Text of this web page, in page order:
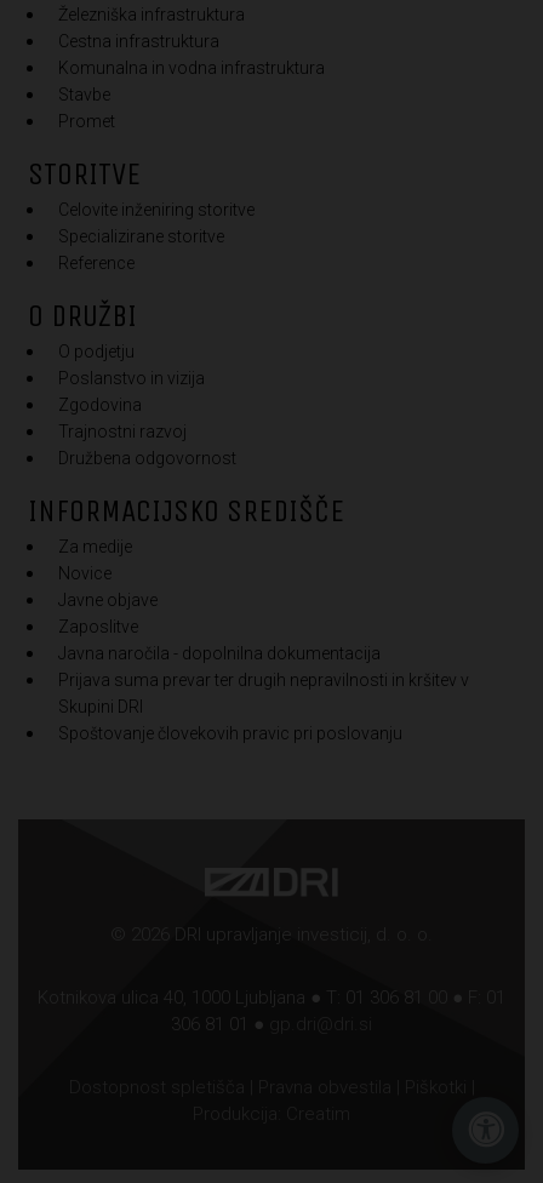
Železniška infrastruktura
Cestna infrastruktura
Komunalna in vodna infrastruktura
Stavbe
Promet
STORITVE
Celovite inženiring storitve
Specializirane storitve
Reference
O DRUŽBI
O podjetju
Poslanstvo in vizija
Zgodovina
Trajnostni razvoj
Družbena odgovornost
INFORMACIJSKO SREDIŠČE
Za medije
Novice
Javne objave
Zaposlitve
Javna naročila - dopolnilna dokumentacija
Prijava suma prevar ter drugih nepravilnosti in kršitev v
Skupini DRI
Spoštovanje človekovih pravic pri poslovanju
© 2026 DRI upravljanje investicij, d. o. o.
Kotnikova ulica 40, 1000 Ljubljana ● T: 01 306 81 00 ● F: 01
306 81 01 ●